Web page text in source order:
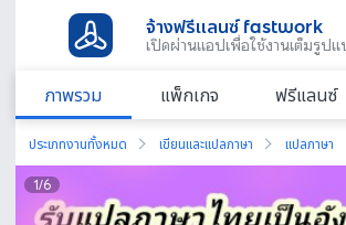
จ้างฟรีแลนซ์ fastwork
เปิดผ่านแอปเพื่อใช้งานเต็มรูป
ภาพรวม แพ็กเกจ ฟรีแลนซ์
ประเภทงานทั้งหมด เขียนและแปลภาษา แปลภาษา
1/6